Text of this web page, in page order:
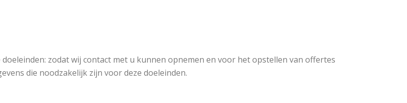
zodat wij contact met u kunnen opnemen en voor het opstellen van offertes
die noodzakelijk zijn voor deze doeleinden.